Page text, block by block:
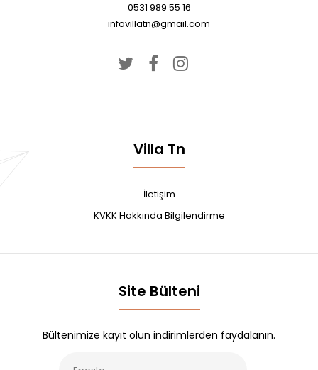
0531 989 55 16
infovillatn@gmail.com
Villa Tn
İletişim
KVKK Hakkında Bilgilendirme
Site Bülteni
Bültenimize kayıt olun indirimlerden faydalanın.